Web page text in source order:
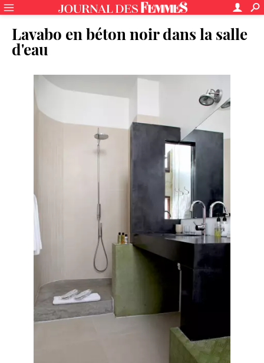
Lavabo en béton noir dans la salle
d'eau